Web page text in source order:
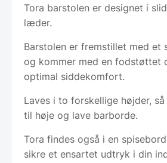
Tora barstolen er designet i
læder.
Barstolen er fremstillet med et
og kommer med en fodstøttet
optimal siddekomfort.
Laves i to forskellige højder,
til høje og lave barborde.
Tora findes også i en
sikre et ensartet udtryk i din